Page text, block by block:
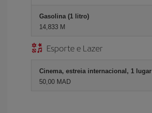
Gasolina (1 litro)
14,833 M
Esporte e Lazer
Cinema, estreia internacional, 1 lugar
50,00 MAD